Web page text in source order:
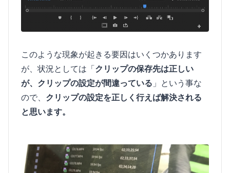
このような現象が起きる要因はいくつかあります
が、状況としては「クリップの保存先は正しい
が、クリップの設定が間違っている 」という事な
ので、 クリップの設定を正しく行えば解決される
と思います。